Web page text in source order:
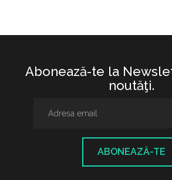
Abonează-te la
noutăţi.
ABONEAZĂ-TE